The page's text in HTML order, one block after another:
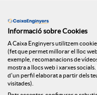
Informació sobre Cookies
A Caixa Enginyers utilitzem
(fet que permet millorar el lloc
exemple, recomanacions de
mostra a llocs web i xarxes
d'un perfil elaborat a partir dels
visitades).